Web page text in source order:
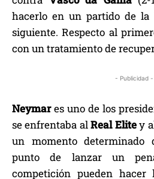
hacerlo en un partido de la
siguiente. Respecto al
con un tratamiento de
- Publicidad -
Neymares uno de los
se enfrentaba alReal Elitey
un momento determinado
punto de lanzar un
competición pueden hacer